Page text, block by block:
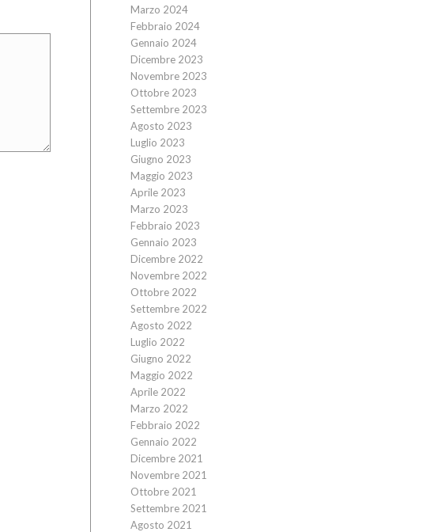
Marzo 2024
Febbraio 2024
Gennaio 2024
Dicembre 2023
Novembre 2023
Ottobre 2023
Settembre 2023
Agosto 2023
Luglio 2023
Giugno 2023
Maggio 2023
Aprile 2023
Marzo 2023
Febbraio 2023
Gennaio 2023
Dicembre 2022
Novembre 2022
Ottobre 2022
Settembre 2022
Agosto 2022
Luglio 2022
Giugno 2022
Maggio 2022
Aprile 2022
Marzo 2022
Febbraio 2022
Gennaio 2022
Dicembre 2021
Novembre 2021
Ottobre 2021
Settembre 2021
Agosto 2021